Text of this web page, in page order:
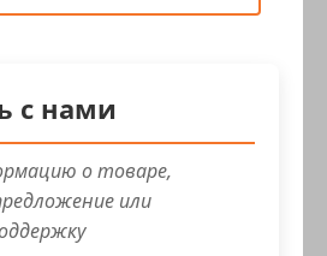
с нами
о товаре,
или